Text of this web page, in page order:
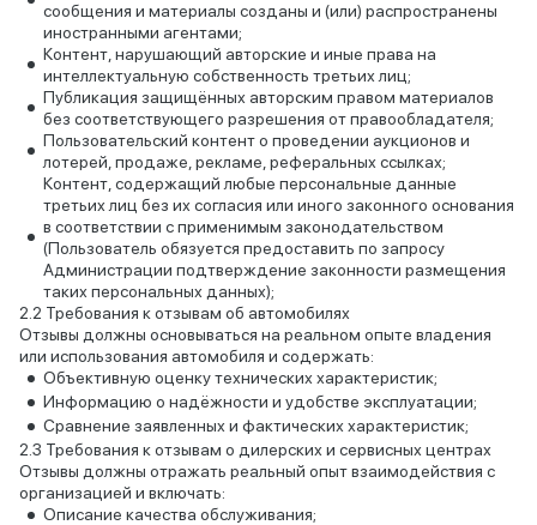
сообщения и материалы созданы и (или) распространены
иностранными агентами;
Контент, нарушающий авторские и иные права на
интеллектуальную собственность третьих лиц;
Публикация защищённых авторским правом материалов
без соответствующего разрешения от правообладателя;
Пользовательский контент о проведении аукционов и
лотерей, продаже, рекламе, реферальных ссылках;
Контент, содержащий любые персональные данные
третьих лиц без их согласия или иного законного основания
в соответствии с применимым законодательством
(Пользователь обязуется предоставить по запросу
Администрации подтверждение законности размещения
таких персональных данных);
Требования к отзывам об автомобилях
Отзывы должны основываться на реальном опыте владения
или использования автомобиля и содержать:
Объективную оценку технических характеристик;
Информацию о надёжности и удобстве эксплуатации;
Сравнение заявленных и фактических характеристик;
Требования к отзывам о дилерских и сервисных центрах
Отзывы должны отражать реальный опыт взаимодействия с
организацией и включать:
Описание качества обслуживания;